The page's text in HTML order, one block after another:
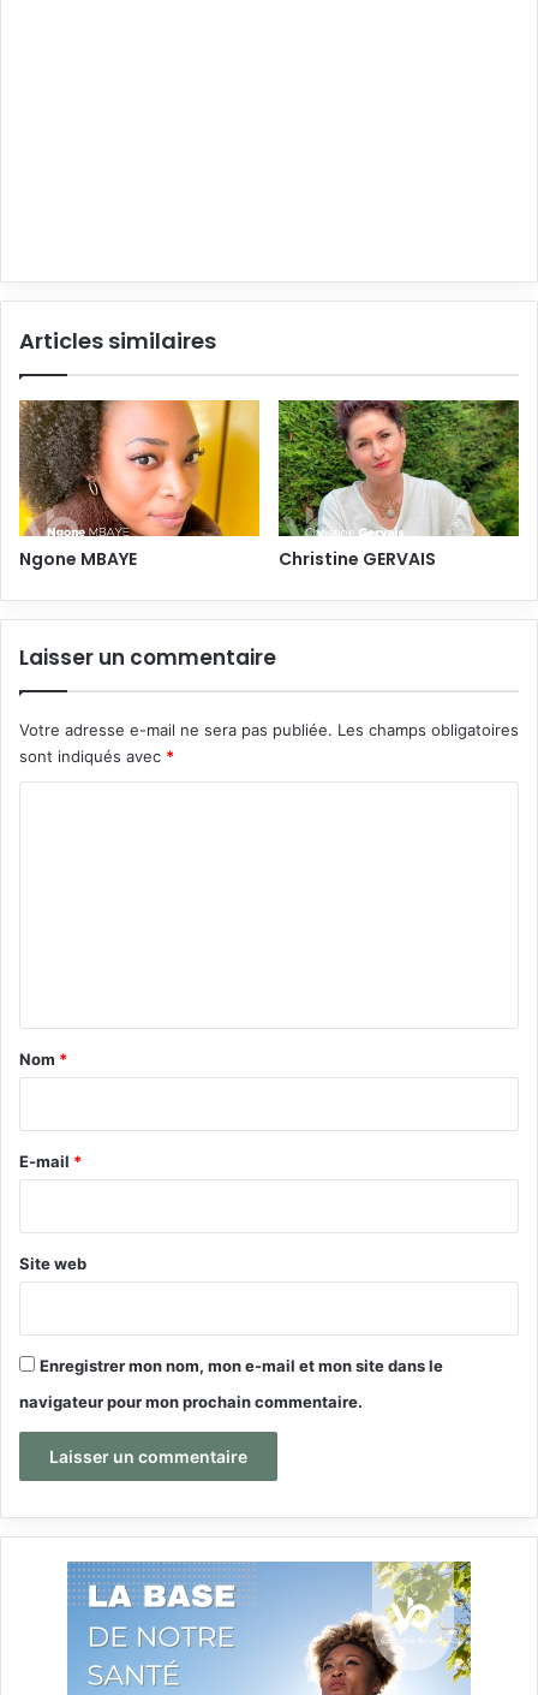
Articles similaires
Ngone MBAYE Christine GERVAIS
Laisser un commentaire
Votre adresse e-mail ne sera pas publiée. Les champs obligatoires
sont indiqués avec *
a
e
Nom *
E-mail *
Site web
Enregistrer mon nom, mon e-mail et mon site dans le
navigateur pour mon prochain commentaire.